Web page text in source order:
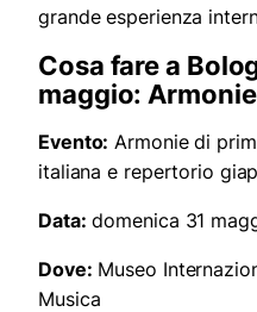
grande esperienza
Cosa fare a
maggio:
Evento: Armonie di
italiana e repertorio
Data: domenica 31
Dove: Museo
Musica